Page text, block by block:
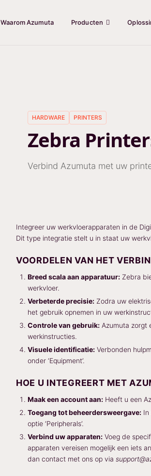
Waarom Azumuta Producten
HARDWARE PRINTERS
Zebra
Verbind Azumuta met uw
Integreer uw werkvloerapparaten in de
Dit type integratie stelt u in staat uw
VOORDELEN VAN HET
Breed scala aan apparatuur: Zebra
werkvloer.
Verbeterde precisie: Zodra uw
het gebruik opnemen in uw
Controle van gebruik: Azumuta zorgt
werkinstructies.
Visuele identificatie: Verbonden
onder ‘Equipment’.
HOE U INTEGREERT MET
Maak een account aan: Heeft u een
Toegang tot beheerdersweergave:
optie ‘Peripherals’.
Verbind uw apparaten: Voeg de
apparaten vereisen mogelijk een iets
dan contact met ons op via